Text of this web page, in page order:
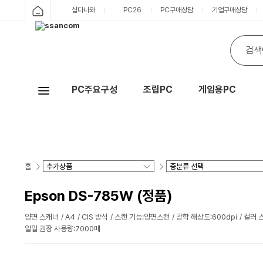
샵다나와 PC26 PC구매상담 기업구매상담
PC주요구성 조립PC 게임용PC
홈
Epson DS-785W (정품)
양면 스캐너 A4 CIS 방식 스캔 기능:양면스캔 광학 해상도:600dpi 컬러
일일 권장 사용량:7000매